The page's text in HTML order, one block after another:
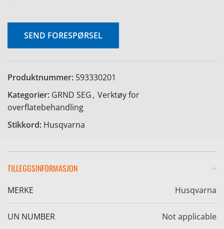
SEND FORESPØRSEL
Produktnummer: 593330201
Kategorier: GRND SEG, Verktøy for
overflatebehandling
Stikkord: Husqvarna
TILLEGGSINFORMASJON
MERKE Husqvarna
UN NUMBER Not applicable